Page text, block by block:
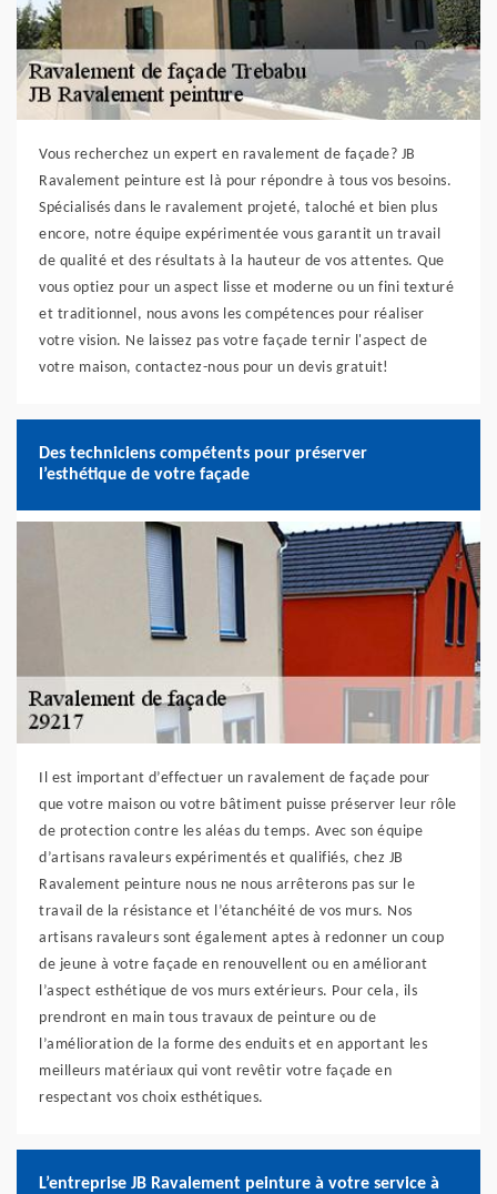
Vous recherchez un expert en ravalement de façade? JB
Ravalement peinture est là pour répondre à tous vos besoins.
Spécialisés dans le ravalement projeté, taloché et bien plus
encore, notre équipe expérimentée vous garantit un travail
de qualité et des résultats à la hauteur de vos attentes. Que
vous optiez pour un aspect lisse et moderne ou un fini texturé
et traditionnel, nous avons les compétences pour réaliser
votre vision. Ne laissez pas votre façade ternir l'aspect de
votre maison, contactez-nous pour un devis gratuit!
Des techniciens compétents pour préserver
l’esthétique de votre façade
Il est important d’effectuer un ravalement de façade pour
que votre maison ou votre bâtiment puisse préserver leur rôle
de protection contre les aléas du temps. Avec son équipe
d’artisans ravaleurs expérimentés et qualifiés, chez JB
Ravalement peinture nous ne nous arrêterons pas sur le
travail de la résistance et l’étanchéité de vos murs. Nos
artisans ravaleurs sont également aptes à redonner un coup
de jeune à votre façade en renouvellent ou en améliorant
l’aspect esthétique de vos murs extérieurs. Pour cela, ils
prendront en main tous travaux de peinture ou de
l’amélioration de la forme des enduits et en apportant les
meilleurs matériaux qui vont revêtir votre façade en
respectant vos choix esthétiques.
L’entreprise JB Ravalement peinture à votre service à